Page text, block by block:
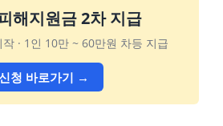
해지원금 2차 지급
· 1인 10만 ~ 60만원 차등 지급
청 바로가기 →